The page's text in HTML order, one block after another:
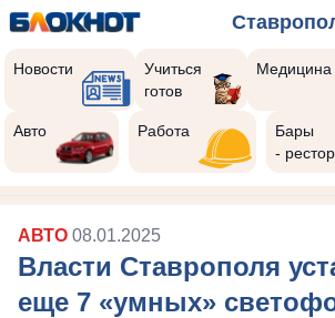
Новости
Учиться
готов
Медицина
Авто Работа
Бары
-
АВТО 08.01.2025
Власти Ставрополя
еще 7 «умных»